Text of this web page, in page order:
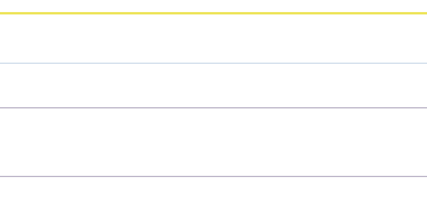
◉年長クラス クローズのお
ス、満席となっております。 長